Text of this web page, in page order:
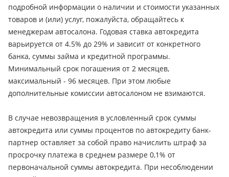
подробной информации о наличии и стоимости указанных
товаров и (или) услуг, пожалуйста, обращайтесь к
менеджерам автосалона. Годовая ставка автокредита
варьируется от 4.5% до 29% и зависит от конкретного
банка, суммы займа и кредитной программы.
Минимальный срок погашения от 2 месяцев,
максимальный - 96 месяцев. При этом любые
дополнительные комиссии автосалоном не взимаются.
В случае невозвращения в условленный срок суммы
автокредита или суммы процентов по автокредиту банк-
партнер оставляет за собой право начислить штраф за
просрочку платежа в среднем размере 0,1% от
первоначальной суммы автокредита. При несоблюдении